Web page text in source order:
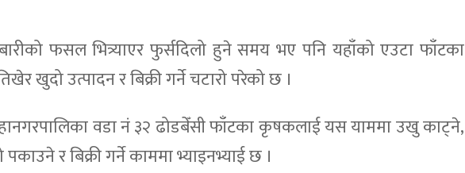
फसल भित्र्याएर फुर्सदिलो हुने समय भए पनि यहाँको एउटा फाँटका
खुदो उत्पादन र बिक्री गर्ने चटारो परेको छ ।
वडा नं ३२ ढोडबेँसी फाँटका कृषकलाई यस याममा उखु काट्ने,
र बिक्री गर्ने काममा भ्याइनभ्याई छ ।